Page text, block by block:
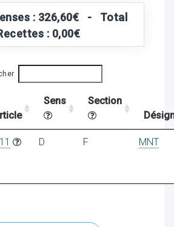
: 326,60€ - Total
: 0,00€
Sens
Section
D F MNT